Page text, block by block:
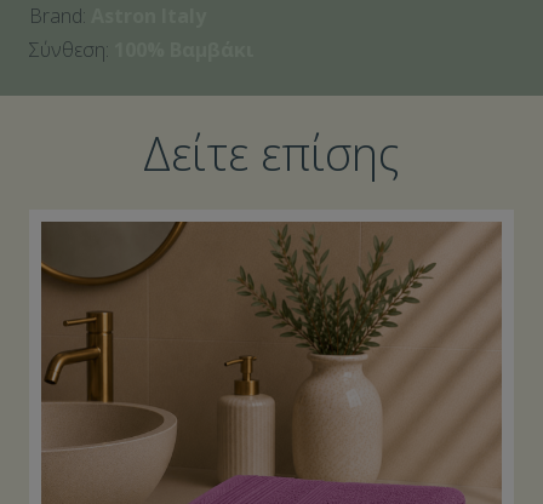
Brand:
Σύνθεση:
Δείτε επίσης